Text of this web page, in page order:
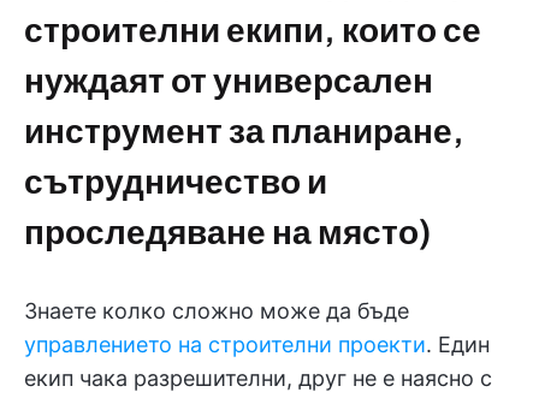
строителни екипи, които се
нуждаят от универсален
инструмент за планиране,
сътрудничество и
проследяване на място)
Знаете колко сложно може да бъде
управлението на строителни проекти. Един
екип чака разрешителни, друг не е наясно с